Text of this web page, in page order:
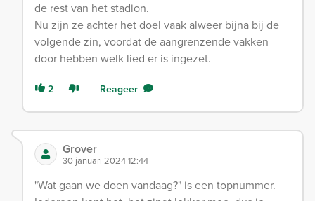
de rest van het stadion.
Nu zijn ze achter het doel vaak alweer bijna bij de
volgende zin, voordat de aangrenzende vakken
door hebben welk lied er is ingezet.
2 Reageer
Grover
30 januari 2024 12:44
"Wat gaan we doen vandaag?" is een topnummer.